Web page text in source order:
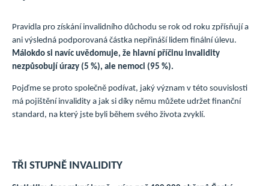
Pravidla pro získání invalidního důchodu se rok od roku zpřísňují a
ani výsledná podporovaná částka nepřináší lidem finální úlevu.
Málokdo si navíc uvědomuje, že hlavní příčinu invalidity
nezpůsobují úrazy (5 %), ale nemoci (95 %).
Pojďme se proto společně podívat, jaký význam v této souvislosti
má pojištění invalidity a jak si díky němu můžete udržet finanční
standard, na který jste byli během svého života zvyklí.
TŘI STUPNĚ INVALIDITY